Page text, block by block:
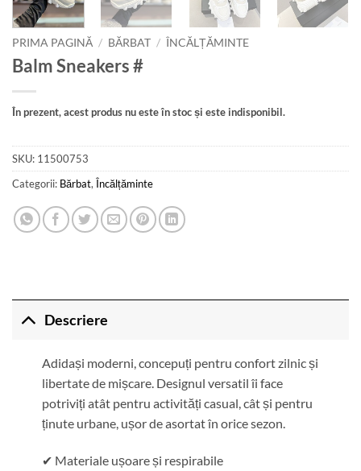
PRIMA PAGINĂ / BĂRBAT / ÎNCĂLȚĂMINTE
Balm Sneakers #
În prezent, acest produs nu este în stoc și este indisponibil.
SKU: 11500753
Categorii: Bărbat, Încălțăminte
Descriere
Adidași moderni, concepuți pentru confort zilnic și
libertate de mișcare. Designul versatil îi face
potriviți atât pentru activități casual, cât și pentru
ținute urbane, ușor de asortat în orice sezon.
✔ Materiale ușoare și respirabile